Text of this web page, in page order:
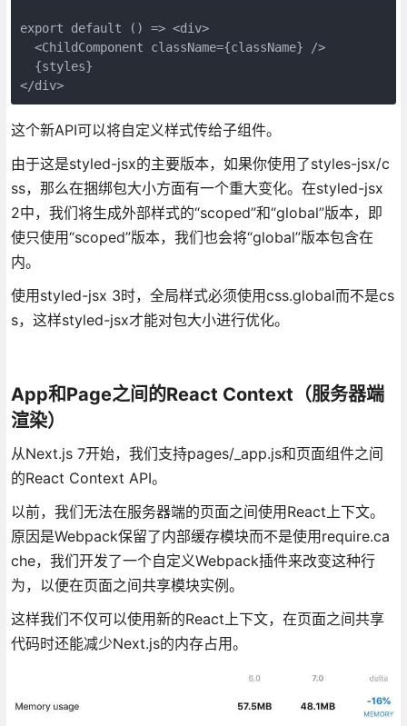
export default () => <div>
  <ChildComponent className={className} />
  {styles}
</div>
这个新API可以将自定义样式传给子组件。
由于这是styled-jsx的主要版本，如果你使用了styles-jsx/c
ss，那么在捆绑包大小方面有一个重大变化。在styled-jsx
2中，我们将生成外部样式的“scoped”和“global”版本，即
使只使用“scoped”版本，我们也会将“global”版本包含在
内。
使用styled-jsx 3时，全局样式必须使用css.global而不是cs
s，这样styled-jsx才能对包大小进行优化。
App和Page之间的React Context（服务器端
渲染）
从Next.js 7开始，我们支持pages/_app.js和页面组件之间
的React Context API。
以前，我们无法在服务器端的页面之间使用React上下文。
原因是Webpack保留了内部缓存模块而不是使用require.ca
che，我们开发了一个自定义Webpack插件来改变这种行
为，以便在页面之间共享模块实例。
这样我们不仅可以使用新的React上下文，在页面之间共享
代码时还能减少Next.js的内存占用。